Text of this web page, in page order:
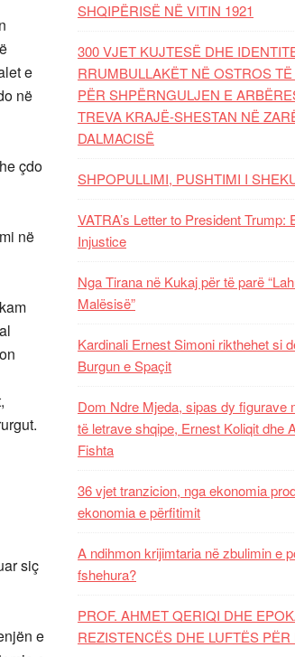
e
në
çdo
në
siç
e
SHQIPËRISË NË VITIN 1921
300 VJET KUJTESË DHE
RRUMBULLAKËT NË OSTROS
PËR SHPËRNGULJEN E
TREVA KRAJË-SHESTAN NË
DALMACISË
SHPOPULLIMI, PUSHTIMI I
VATRA’s Letter to President Trump:
Injustice
Nga Tirana në Kukaj për të parë
Malësisë”
Kardinali Ernest Simoni rikthehet si
Burgun e Spaçit
Dom Ndre Mjeda, sipas dy figurave
të letrave shqipe, Ernest Koliqit dhe
Fishta
36 vjet tranzicion, nga ekonomia
ekonomia e përfitimit
A ndihmon krijimtaria në zbulimin e
fshehura?
PROF. AHMET QERIQI DHE
REZISTENCЁS DHE LUFTЁS PЁR